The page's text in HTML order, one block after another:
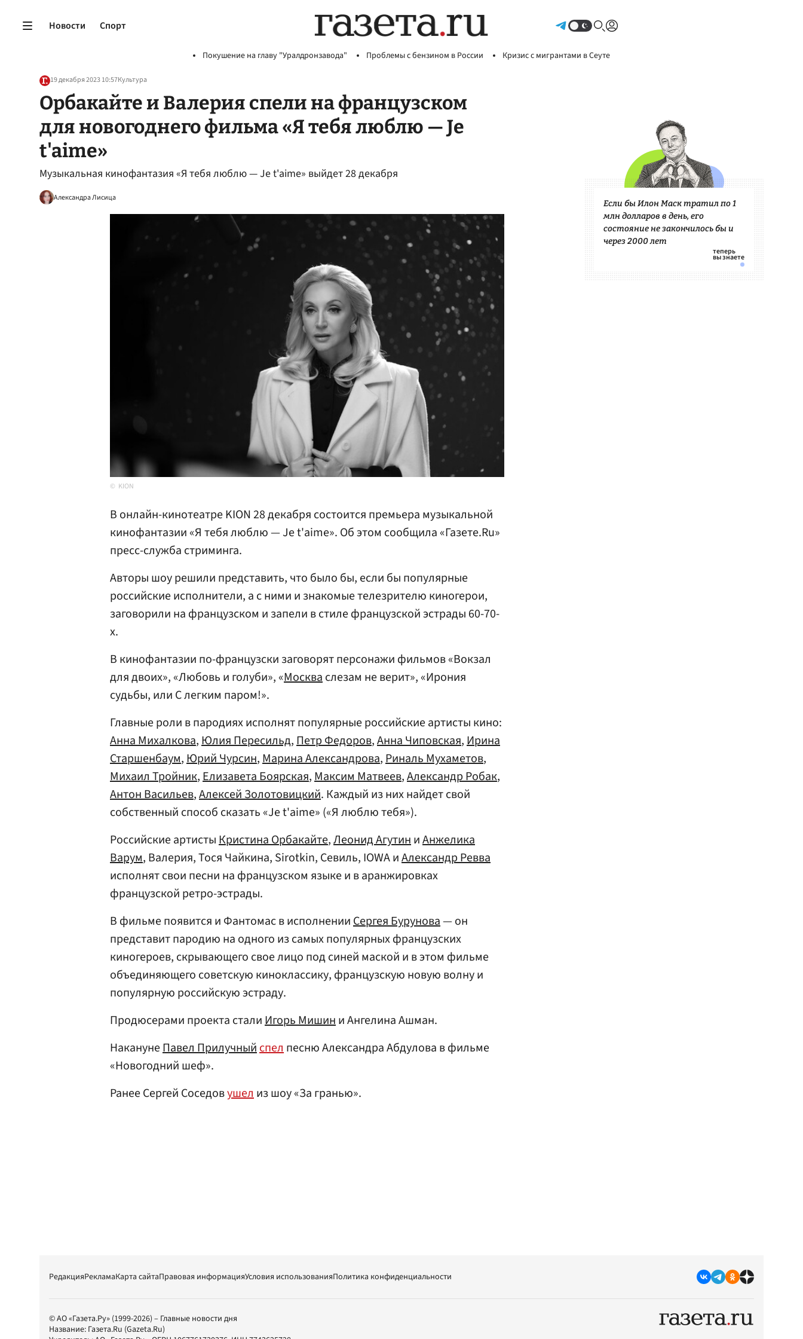
Новости Спорт
Покушение на главу "Уралдронзавода" Проблемы с бензином в России Кризис с мигрантами в Сеуте
19 декабря 2023 10:57Культура
Орбакайте и Валерия спели на французском
для новогоднего фильма «Я тебя люблю — Je
t'aime»
Музыкальная кинофантазия «Я тебя люблю — Je t'aime» выйдет 28 декабря
Александра Лисица
KION
В онлайн-кинотеатре KION 28 декабря состоится премьера музыкальной
кинофантазии «Я тебя люблю — Je t'aime». Об этом сообщила «Газете.Ru»
пресс-служба стриминга.
Авторы шоу решили представить, что было бы, если бы популярные
российские исполнители, а с ними и знакомые телезрителю киногерои,
заговорили на французском и запели в стиле французской эстрады 60-70-
х.
В кинофантазии по-французски заговорят персонажи фильмов «Вокзал
для двоих», «Любовь и голуби», «Москваслезам не верит», «Ирония
судьбы, или С легким паром!».
Главные роли в пародиях исполнят популярные российские артисты кино:
Анна Михалкова,Юлия Пересильд,Петр Федоров,Анна Чиповская,Ирина
Старшенбаум,Юрий Чурсин,Марина Александрова,Риналь Мухаметов,
Михаил Тройник,Елизавета Боярская,Максим Матвеев,Александр Робак,
Антон Васильев,Алексей Золотовицкий. Каждый из них найдет свой
собственный способ сказать «Je t'aime» («Я люблю тебя»).
Российские артистыКристина Орбакайте,Леонид АгутиниАнжелика
Варум, Валерия, Тося Чайкина, Sirotkin, Севиль, IOWA иАлександр Ревва
исполнят свои песни на французском языке и в аранжировках
французской ретро-эстрады.
В фильме появится и Фантомас в исполненииСергея Бурунова— он
представит пародию на одного из самых популярных французских
киногероев, скрывающего свое лицо под синей маской и в этом фильме
объединяющего советскую киноклассику, французскую новую волну и
популярную российскую эстраду.
Продюсерами проекта сталиИгорь Мишини Ангелина Ашман.
НаканунеПавел Прилучныйспелпесню Александра Абдулова в фильме
«Новогодний шеф».
Ранее Сергей Соседовушелиз шоу «За гранью».
Если бы Илон Маск тратил по 1
млн долларов в день, его
состояние не закончилось бы и
через 2000 лет
РедакцияРекламаКарта сайтаПравовая информацияУсловия использованияПолитика конфиденциальности
© АО «Газета.Ру» (1999-2026) – Главные новости дня
Название: Газета.Ru (Gazeta.Ru)